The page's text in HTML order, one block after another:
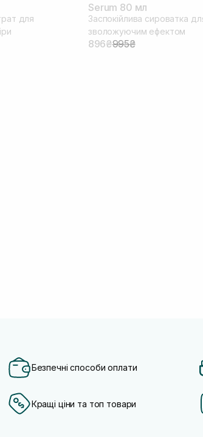
для
Serum 80 мл
Заспокійлива сироватка
зволожуючим ефектом
896₴995₴
Безпечні способи оплати
Кращі ціни та топ товари